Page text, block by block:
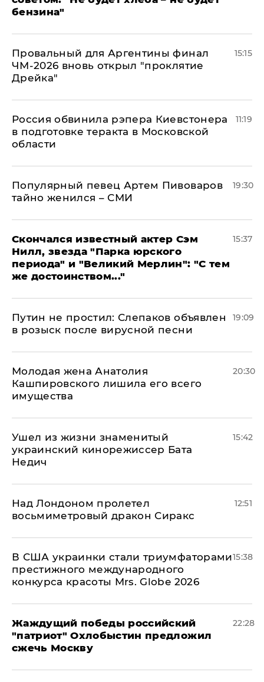
бензина"
Провальный для Аргентины финал
ЧМ-2026 вновь открыл "проклятие
Дрейка"
15:15
Россия обвинила рэпера Киевстонера
в подготовке теракта в Московской
области
11:19
Популярный певец Артем Пивоваров
тайно женился – СМИ
19:30
Скончался известный актер Сэм
Нилл, звезда "Парка юрского
периода" и "Великий Мерлин": "С тем
же достоинством..."
15:37
Путин не простил: Слепаков объявлен
в розыск после вирусной песни
19:09
Молодая жена Анатолия
Кашпировского лишила его всего
имущества
20:30
Ушел из жизни знаменитый
украинский кинорежиссер Бата
Недич
15:42
Над Лондоном пролетел
восьмиметровый дракон Сиракс
12:51
В США украинки стали триумфаторами
престижного международного
конкурса красоты Mrs. Globe 2026
15:38
Жаждущий победы российский
"патриот" Охлобыстин предложил
сжечь Москву
22:28